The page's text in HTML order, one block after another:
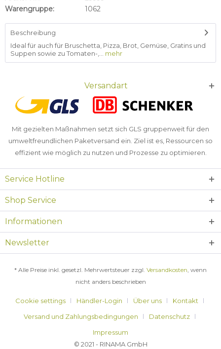
Warengruppe:
1062
Beschreibung
Ideal für auch für Bruschetta, Pizza, Brot, Gemüse, Gratins und
Suppen sowie zu Tomaten-,...
mehr
Versandart
Mit gezielten Maßnahmen setzt sich GLS gruppenweit für den
umweltfreundlichen Paketversand ein. Ziel ist es, Ressourcen so
effizient wie möglich zu nutzen und Prozesse zu optimieren.
Service Hotline
Shop Service
Informationen
Newsletter
* Alle Preise inkl. gesetzl. Mehrwertsteuer zzgl. Versandkosten, wenn
nicht anders beschrieben
Cookie settings Händler-Login Über uns
Kontakt
Versand und Zahlungsbedingungen
Datenschutz
Impressum
© 2021 - RINAMA GmbH